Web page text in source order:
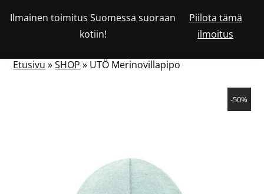
Ilmainen toimitus Suomessa suoraan
kotiin!
Piilota tämä
ilmoitus
Siirry
asiakastiliäsi
OSTOSKORISSA
NÄYTÄ
Etusivu »SHOP » UTÖ Merinovillapipo
-50%